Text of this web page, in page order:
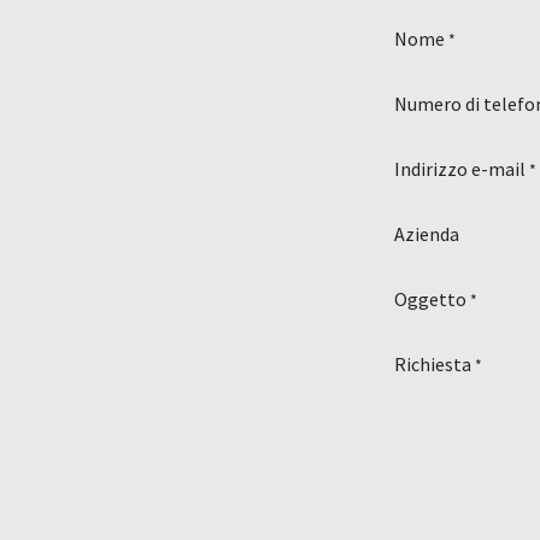
Nome *
Numero di
Indirizzo e-mail *
Azienda
Oggetto *
Richiesta *